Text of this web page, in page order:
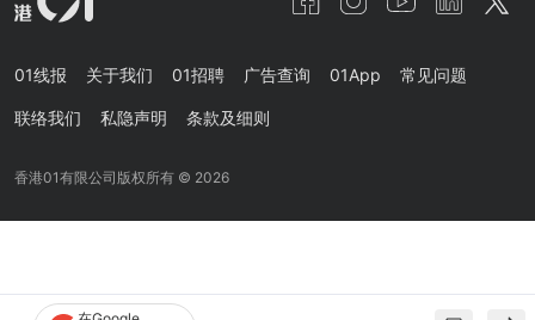
01线报 关于我们 01招聘 广告查询 01App 常见问题
联络我们 私隐声明 条款及细则
香港01有限公司版权所有 © 2026